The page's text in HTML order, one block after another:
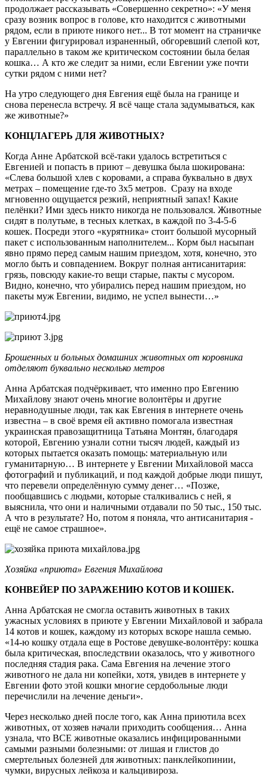
продолжает рассказывать «Совершенно секретно»: «У меня
сразу возник вопрос в голове, кто находится с животными
рядом, если в приюте никого нет... В тот момент на страничке
у Евгении фигурировал израненный, обгоревший слепой кот,
параллельно в таком же критическом состоянии была белая
кошка… А кто же следит за ними, если Евгении уже почти
сутки рядом с ними нет?
На утро следующего дня Евгения ещё была на границе и
снова перенесла встречу. Я всё чаще стала задумываться, как
же животные?»
КОНЦЛАГЕРЬ ДЛЯ ЖИВОТНЫХ?
Когда Анне Арбатской всё-таки удалось встретиться с
Евгенией и попасть в приют – девушка была шокирована:
«Слева большой хлев с коровами, а справа буквально в двух
метрах – помещение где-то 3х5 метров. Сразу на входе
мгновенно ощущается резкий, неприятный запах! Какие
пелёнки? Ими здесь никто никогда не пользовался. Животные
сидят в полутьме, в тесных клетках, в каждой по 3-4-5-6
кошек. Посреди этого «курятника» стоит большой мусорный
пакет с использованным наполнителем... Корм был насыпан
явно прямо перед самым нашим приездом, хотя, конечно, это
могло быть и совпадением. Вокруг полная антисанитария:
грязь, повсюду какие-то вещи старые, пакты с мусором.
Видно, конечно, что убирались перед нашим приездом, но
пакеты муж Евгении, видимо, не успел вынести…»
Брошенных и больных домашних животных от коровника
отделяют буквально несколько метров
Анна Арбатская подчёркивает, что именно про Евгению
Михайлову знают очень многие волонтёры и другие
неравнодушные люди, так как Евгения в интернете очень
известна – в своё время ей активно помогала известная
украинская правозащитница Татьяна Монтян, благодаря
которой, Евгению узнали сотни тысяч людей, каждый из
которых пытается оказать помощь: материальную или
гуманитарную… В интернете у Евгении Михайловой масса
фотографий и публикаций, и под каждой добрые люди пишут,
что перевели определённую сумму денег… «Позже,
пообщавшись с людьми, которые сталкивались с ней, я
выяснила, что они и наличными отдавали по 50 тыс., 150 тыс.
А что в результате? Но, потом я поняла, что антисанитария -
ещё не самое страшное».
Хозяйка «приюта» Евгения Михайлова
КОНВЕЙЕР ПО ЗАРАЖЕНИЮ КОТОВ И КОШЕК.
Анна Арбатская не смогла оставить животных в таких
ужасных условиях в приюте у Евгении Михайловой и забрала
14 котов и кошек, каждому из которых вскоре нашла семью.
«14-ю кошку отдала еще в Ростове девушке-волонтёру: кошка
была критическая, впоследствии оказалось, что у животного
последняя стадия рака. Сама Евгения на лечение этого
животного не дала ни копейки, хотя, увидев в интернете у
Евгении фото этой кошки многие сердобольные люди
перечислили на лечение деньги».
Через несколько дней после того, как Анна приютила всех
животных, от хозяев начали приходить сообщения… Анна
узнала, что ВСЕ животные оказались инфицированными
самыми разными болезными: от лишая и глистов до
смертельных болезней для животных: панклейкопинии,
чумки, вирусных лейкоза и кальцивироза.